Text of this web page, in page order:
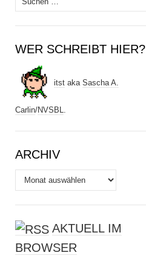
nach:
WER SCHREIBT HIER?
itst aka Sascha A.
Carlin/NVSBL.
ARCHIV
Archiv
AKTUELL IM
BROWSER